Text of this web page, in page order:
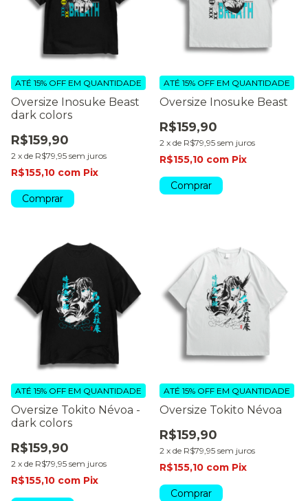
Oversize Inosuke Beast
dark colors
R$159,90
2 x de R$79,95 sem juros
ATÉ 15% OFF EM QUANTIDADE
R$155,10 com Pix
Comprar
Oversize Inosuke Beast
R$159,90
2 x de R$79,95 sem juros
ATÉ 15% OFF EM QUANTIDADE
R$155,10 com Pix
Comprar
Oversize Tokito Névoa -
dark colors
R$159,90
2 x de R$79,95 sem juros
ATÉ 15% OFF EM QUANTIDADE
R$155,10 com Pix
Oversize Tokito Névoa
R$159,90
2 x de R$79,95 sem juros
ATÉ 15% OFF EM QUANTIDADE
R$155,10 com Pix
Comprar